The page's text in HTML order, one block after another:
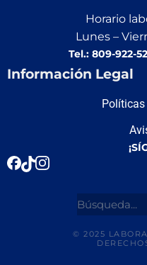
Horario
Lunes –
Tel.: 809-922-
Información Legal
© 2025